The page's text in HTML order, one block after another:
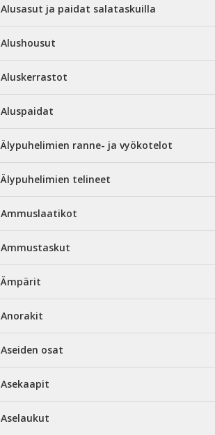
Alusasut ja paidat salataskuilla
Alushousut
Aluskerrastot
Aluspaidat
Älypuhelimien ranne- ja vyökotelot
Älypuhelimien telineet
Ammuslaatikot
Ammustaskut
Ämpärit
Anorakit
Aseiden osat
Asekaapit
Aselaukut